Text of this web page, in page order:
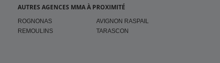
AUTRES AGENCES MMA À PROXIMITÉ
ROGNONAS
AVIGNON RASPAIL
REMOULINS
TARASCON